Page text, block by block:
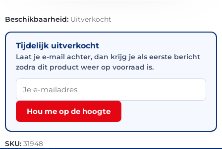
Beschikbaarheid: Uitverkocht
Tijdelijk uitverkocht
Laat je e-mail achter, dan krijg je als eerste bericht
zodra dit product weer op voorraad is.
Hou me op de hoogte
SKU: 31948